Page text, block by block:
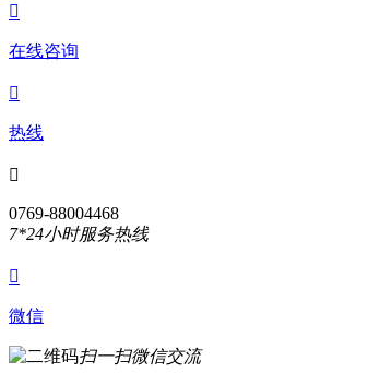

在线咨询

热线

0769-88004468
7*24小时服务热线

微信
扫一扫微信交流